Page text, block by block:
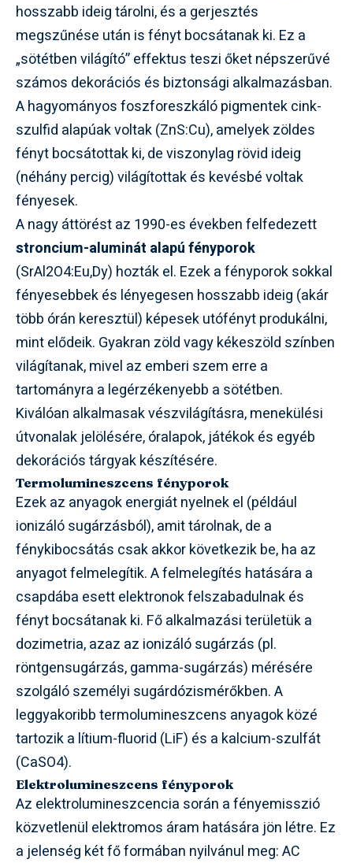
hosszabb ideig tárolni, és a gerjesztés
megszűnése után is fényt bocsátanak ki. Ez a
„sötétben világító” effektus teszi őket népszerűvé
számos dekorációs és biztonsági alkalmazásban.
A hagyományos foszforeszkáló pigmentek cink-
szulfid alapúak voltak (ZnS:Cu), amelyek zöldes
fényt bocsátottak ki, de viszonylag rövid ideig
(néhány percig) világítottak és kevésbé voltak
fényesek.
A nagy áttörést az 1990-es években felfedezett
stroncium-aluminát alapú fényporok
(SrAl2O4:Eu,Dy) hozták el. Ezek a fényporok sokkal
fényesebbek és lényegesen hosszabb ideig (akár
több órán keresztül) képesek utófényt produkálni,
mint elődeik. Gyakran zöld vagy kékeszöld színben
világítanak, mivel az emberi szem erre a
tartományra a legérzékenyebb a sötétben.
Kiválóan alkalmasak vészvilágításra, menekülési
útvonalak jelölésére, óralapok, játékok és egyéb
dekorációs tárgyak készítésére.
Termolumineszcens fényporok
Ezek az anyagok energiát nyelnek el (például
ionizáló sugárzásból), amit tárolnak, de a
fénykibocsátás csak akkor következik be, ha az
anyagot felmelegítik. A felmelegítés hatására a
csapdába esett elektronok felszabadulnak és
fényt bocsátanak ki. Fő alkalmazási területük a
dozimetria, azaz az ionizáló sugárzás (pl.
röntgensugárzás, gamma-sugárzás) mérésére
szolgáló személyi sugárdózismérőkben. A
leggyakoribb termolumineszcens anyagok közé
tartozik a lítium-fluorid (LiF) és a kalcium-szulfát
(CaSO4).
Elektrolumineszcens fényporok
Az elektrolumineszcencia során a fényemisszió
közvetlenül elektromos áram hatására jön létre. Ez
a jelenség két fő formában nyilvánul meg: AC